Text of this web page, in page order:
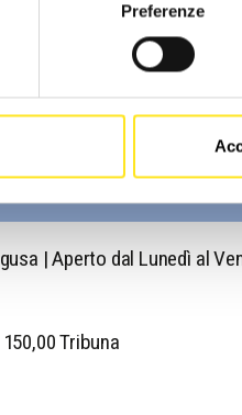
Preferenze
| Aperto dal Lunedì al
Tribuna